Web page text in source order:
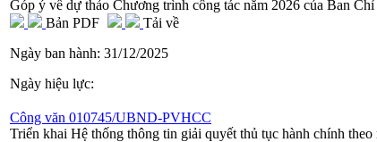
Góp ý về dự thảo Chương trình công tác năm 2026 của Ban
Bản PDF
Tải về
Ngày ban hành: 31/12/2025
Ngày hiệu lực:
Công văn 010745/UBND-PVHCC
Triển khai Hệ thống thông tin giải quyết thủ tục hành chính